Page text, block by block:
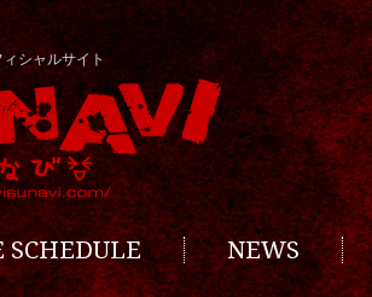
シャルサイト
SCHEDULE NEWS